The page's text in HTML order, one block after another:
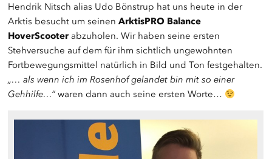
Hendrik Nitsch alias Udo Bönstrup hat uns heute in der
Arktis besucht um seinenArktisPRO Balance
HoverScooter abzuholen. Wir haben seine ersten
Stehversuche auf dem für ihm sichtlich ungewohnten
Fortbewegungsmittel natürlich in Bild und Ton festgehalten.
„… als wenn ich im Rosenhof gelandet bin mit so einer
Gehhilfe…“ waren dann auch seine ersten Worte…